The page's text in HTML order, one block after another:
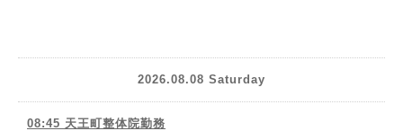
2026.08.08 Saturday
08:45 天王町整体院勤務